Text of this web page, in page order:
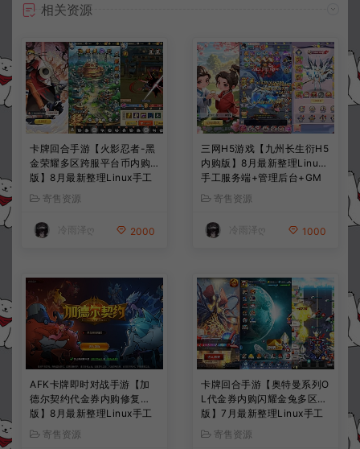
相关资源
卡牌回合手游【火影忍者-黑
金荣耀多区跨服平台币内购
版】8月最新整理Linux手工
服务端+CDK授权后台+安卓
+详细搭建教程+视频教程
寄售资源
冷雨泽ღ 2000
三网H5游戏【九州长生衍H5
内购版】8月最新整理Linux
手工服务端+管理后台+GM
授权后台+简易安卓客户端
+详细搭建教程+视频教程
寄售资源
冷雨泽ღ 1000
AFK卡牌即时对战手游【加
德尔契约代金券内购修复
版】8月最新整理Linux手工
服务端+前后端全套源码+CD
K授权后台+安卓苹果双端
寄售资源
卡牌回合手游【奥特曼系列O
L代金券内购闪耀金兔多区
版】7月最新整理Linux手工
服务端+加解密工具+CDK授
权后台+安卓+详细搭建教程
寄售资源